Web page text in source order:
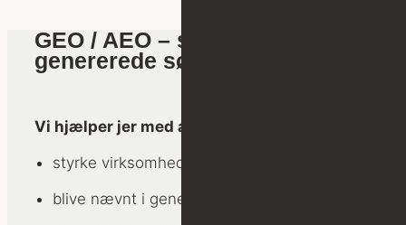
GEO / AEO – synlighed i AI-
genererede søgeresultater
Vi hjælper jer med at:
styrke virksomhedens digitale autoritet
blive nævnt i generative svar